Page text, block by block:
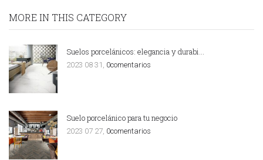
MORE IN THIS CATEGORY
Suelos porcelánicos: elegancia y durabi…
2023 08 31, 0comentarios
Suelo porcelánico para tu negocio
2023 07 27, 0comentarios